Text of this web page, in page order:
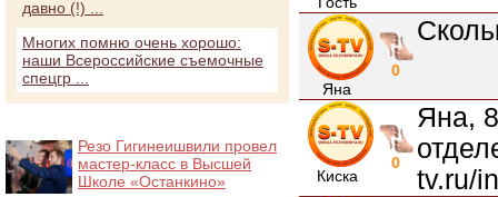
Яна
0
Киска
0
Яна,
tv.ru/
давно (!) ...
Многих помню очень хорошо:
наши Всероссийские съемочные
спецгр ...
Резо Гигинеишвили провел
мастер-класс в Высшей
Школе «Останкино»